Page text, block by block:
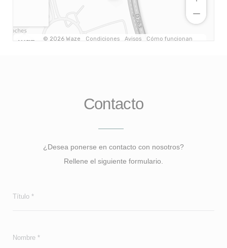
Contacto
¿Desea ponerse en contacto con nosotros?
Rellene el siguiente formulario.